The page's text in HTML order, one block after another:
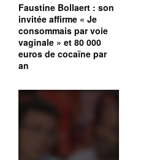
Faustine Bollaert : son
invitée affirme « Je
consommais par voie
vaginale » et 80 000
euros de cocaïne par
an